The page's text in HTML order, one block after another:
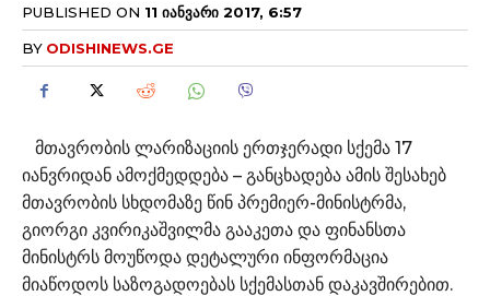
PUBLISHED ON 11 ᲘᲐᲜᲕᲐᲠᲘ 2017, 6:57
BY ODISHINEWS.GE
მთავრობის ლარიზაციის ერთჯერადი სქემა 17
იანვრიდან ამოქმედდება – განცხადება ამის შესახებ
მთავრობის სხდომაზე წინ პრემიერ-მინისტრმა,
გიორგი კვირიკაშვილმა გააკეთა და ფინანსთა
მინისტრს მოუწოდა დეტალური ინფორმაცია
მიაწოდოს საზოგადოებას სქემასთან დაკავშირებით.